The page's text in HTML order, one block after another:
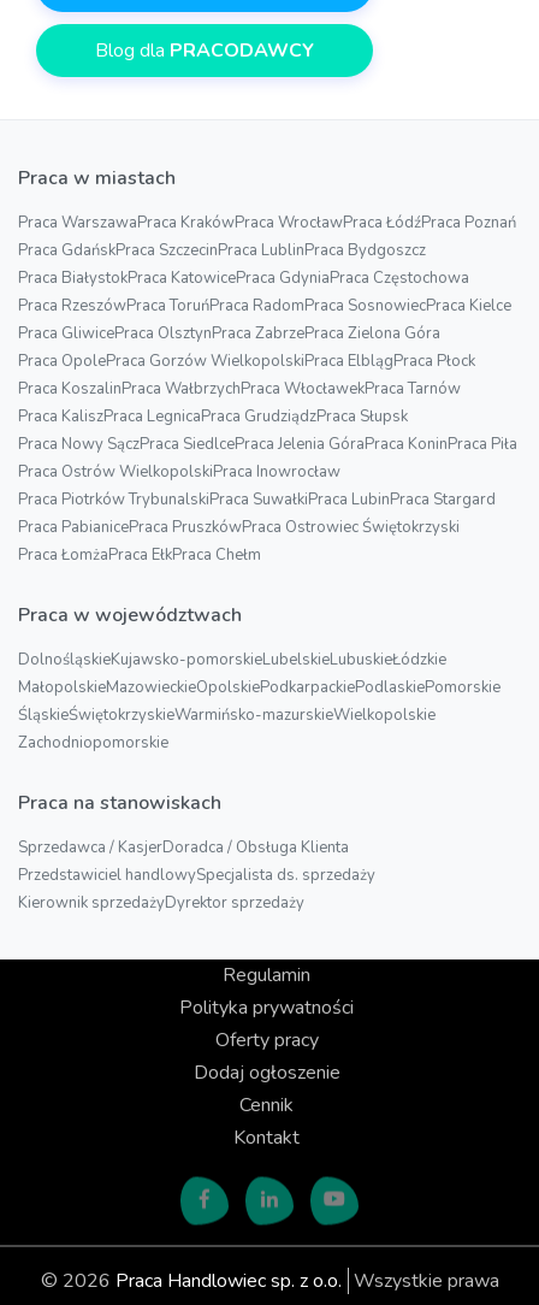
Blog dla PRACODAWCY
Praca w miastach
Praca WarszawaPraca KrakówPraca WrocławPraca ŁódźPraca Poznań
Praca GdańskPraca SzczecinPraca LublinPraca Bydgoszcz
Praca BiałystokPraca KatowicePraca GdyniaPraca Częstochowa
Praca RzeszówPraca ToruńPraca RadomPraca SosnowiecPraca Kielce
Praca GliwicePraca OlsztynPraca ZabrzePraca Zielona Góra
Praca OpolePraca Gorzów WielkopolskiPraca ElblągPraca Płock
Praca KoszalinPraca WałbrzychPraca WłocławekPraca Tarnów
Praca KaliszPraca LegnicaPraca GrudziądzPraca Słupsk
Praca Nowy SączPraca SiedlcePraca Jelenia GóraPraca KoninPraca Piła
Praca Ostrów WielkopolskiPraca Inowrocław
Praca Piotrków TrybunalskiPraca SuwałkiPraca LubinPraca Stargard
Praca PabianicePraca PruszkówPraca Ostrowiec Świętokrzyski
Praca ŁomżaPraca EłkPraca Chełm
Praca w województwach
DolnośląskieKujawsko-pomorskieLubelskieLubuskieŁódzkie
MałopolskieMazowieckieOpolskiePodkarpackiePodlaskiePomorskie
ŚląskieŚwiętokrzyskieWarmińsko-mazurskieWielkopolskie
Zachodniopomorskie
Praca na stanowiskach
Sprzedawca / KasjerDoradca / Obsługa Klienta
Przedstawiciel handlowySpecjalista ds. sprzedaży
Kierownik sprzedażyDyrektor sprzedaży
Regulamin
Polityka prywatności
Oferty pracy
Dodaj ogłoszenie
Cennik
Kontakt
© 2026 Praca Handlowiec sp. z o.o. Wszystkie prawa